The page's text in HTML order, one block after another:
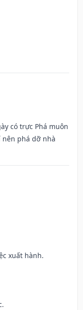
có trực Phá muôn
nên phá dỡ nhà
xuất hành.